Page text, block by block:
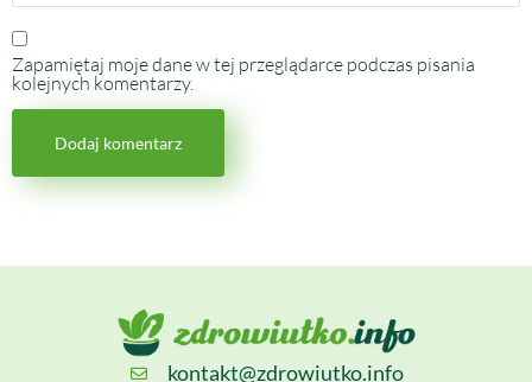
Zapamiętaj moje dane w tej przeglądarce podczas pisania
kolejnych komentarzy.
kontakt@zdrowiutko.info